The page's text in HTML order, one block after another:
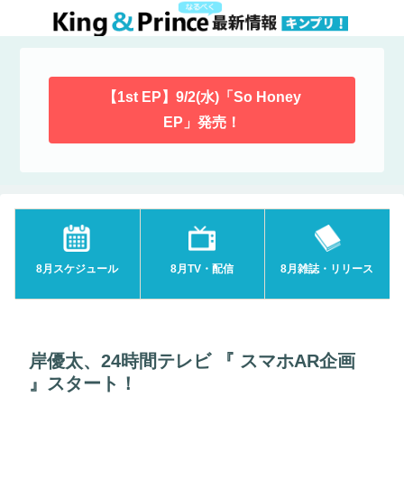
【1st EP】9/2(水)「So Honey
EP」発売！
8月スケジュール 8月TV・配信 8月雑誌・リリース
岸優太、24時間テレビ 『 スマホAR企画
』スタート！